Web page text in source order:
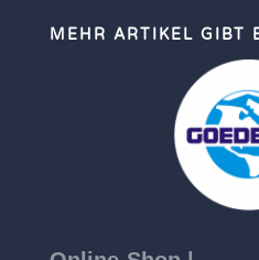
MEHR ARTIKEL GIBT